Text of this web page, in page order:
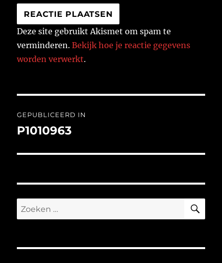
Deze site gebruikt Akismet om spam te
verminderen.Bekijk hoe je reactie gegevens
worden verwerkt.
navigatie
GEPUBLICEERD IN
P1010963
Zoeken
naar: